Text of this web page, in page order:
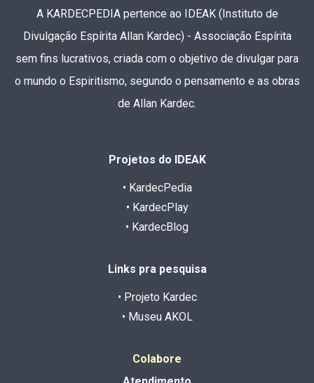
A KARDECPEDIA pertence ao IDEAK (Instituto de
Divulgação Espírita Allan Kardec) - Associação Espírita
sem fins lucrativos, criada com o objetivo de divulgar para
o mundo o Espiritismo, segundo o pensamento e as obras
de Allan Kardec.
Projetos do IDEAK
• KardecPedia
• KardecPlay
• KardecBlog
Links pra pesquisa
• Projeto Kardec
• Museu AKOL
Colabore